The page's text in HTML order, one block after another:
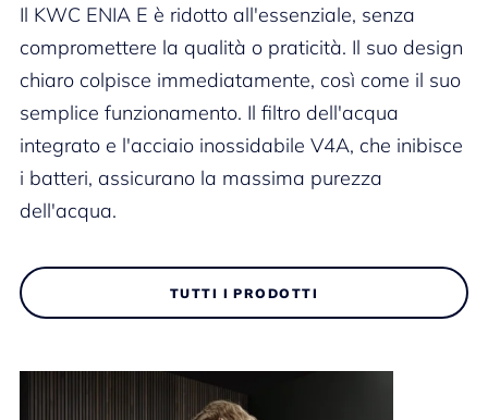
Il KWC ENIA E è ridotto all'essenziale, senza
compromettere la qualità o praticità. Il suo design
chiaro colpisce immediatamente, così come il suo
semplice funzionamento. Il filtro dell'acqua
integrato e l'acciaio inossidabile V4A, che inibisce
i batteri, assicurano la massima purezza
dell'acqua.
TUTTI I PRODOTTI